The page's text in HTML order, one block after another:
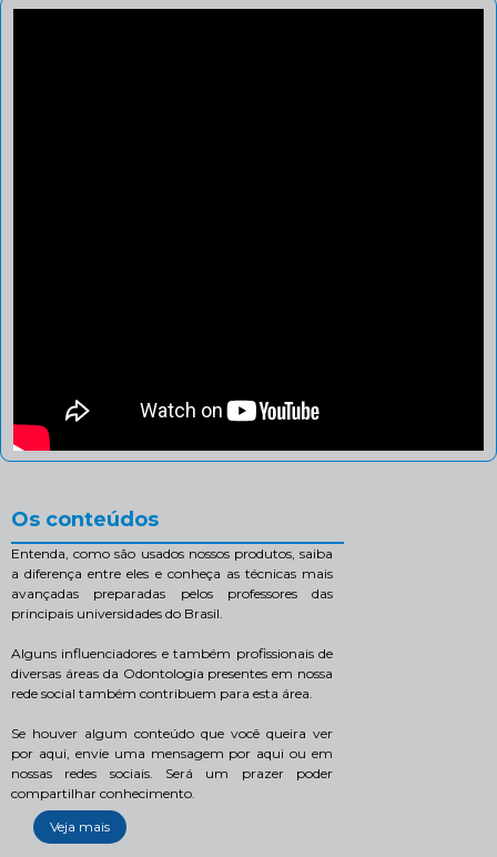
Os conteúdos
Entenda, como são usados nossos produtos, saiba
a diferença entre eles e conheça as técnicas mais
avançadas preparadas pelos professores das
principais universidades do Brasil.
Alguns influenciadores e também profissionais de
diversas áreas da Odontologia presentes em nossa
rede social também contribuem para esta área.
Se houver algum conteúdo que você queira ver
por aqui, envie uma mensagem por aqui ou em
nossas redes sociais. Será um prazer poder
compartilhar conhecimento.
Veja mais